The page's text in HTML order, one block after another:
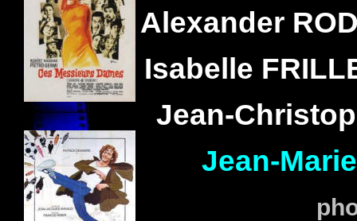
Alexander
Isabelle
Jean-
Jean-